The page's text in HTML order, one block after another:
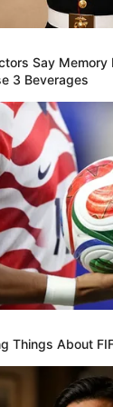
Say
3 Beverages
Things About